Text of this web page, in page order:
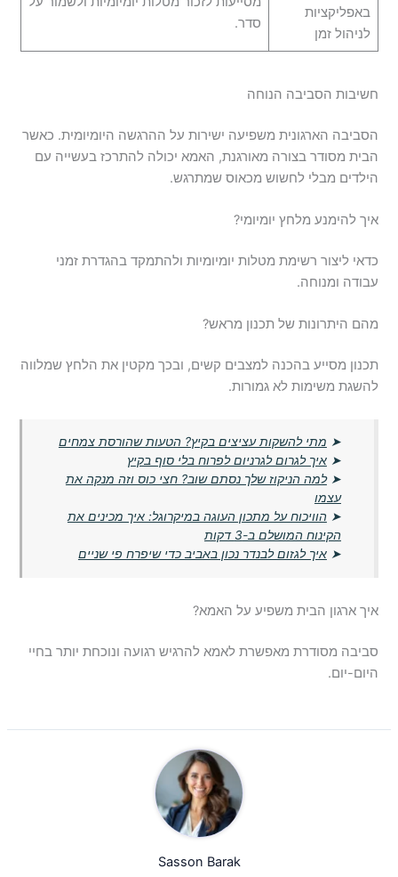
באפליקציות
לניהול זמן
סדר.
חשיבות הסביבה הנוחה
הסביבה הארגונית משפיעה ישירות על ההרגשה היומיומית. כאשר
הבית מסודר בצורה מאורגנת, האמא יכולה להתרכז בעשייה עם
הילדים מבלי לחשוש מכאוס שמתרגש.
איך להימנע מלחץ יומיומי?
כדאי ליצור רשימת מטלות יומיומיות ולהתמקד בהגדרת זמני
עבודה ומנוחה.
מהם היתרונות של תכנון מראש?
תכנון מסייע בהכנה למצבים קשים, ובכך מקטין את הלחץ שמלווה
להשגת משימות לא גמורות.
➤ מתי להשקות עציצים בקיץ? הטעות שהורסת צמחים
➤איך לגרום לגרניום לפרוח בלי סוף בקיץ
➤למה הניקוז שלך נסתם שוב? חצי כוס וזה מנקה את
עצמו
➤ הוויכוח על מתכון העוגה במיקרוגל: איך מכינים את
הקינוח המושלם ב-3 דקות
➤איך לגזום לבנדר נכון באביב כדי שיפרח פי שניים
איך ארגון הבית משפיע על האמא?
סביבה מסודרת מאפשרת לאמא להרגיש רגועה ונוכחת יותר בחיי
היום-יום.
Sasson Barak